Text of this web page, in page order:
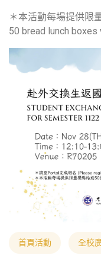
＊本活動每場提供限
50 bread lunch
首頁活動 全校